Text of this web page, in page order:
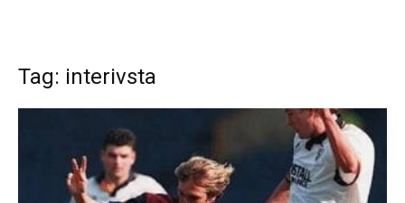
Tag: interivsta